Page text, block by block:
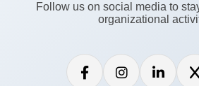
Follow us on social media to
organizational